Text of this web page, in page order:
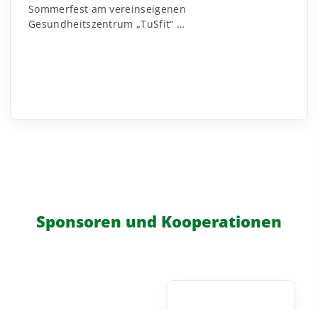
Sommerfest am vereinseigenen
Gesundheitszentrum „TuSfit“ …
Sponsoren und Kooperationen